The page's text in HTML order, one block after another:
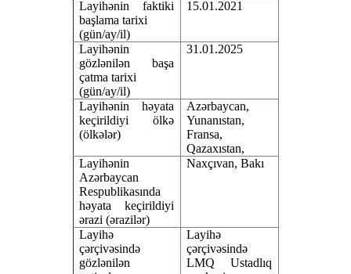
Layihənin faktiki
başlama tarixi
(gün/ay/il)
15.01.2021
Layihənin
gözlənilən başa
çatma tarixi
(gün/ay/il)
31.01.2025
Layihənin həyata
keçirildiyi ölkə
(ölkələr)
Azərbaycan,
Yunanıstan,
Fransa,
Qazaxıstan,
Layihənin
Azərbaycan
Respublikasında
həyata keçirildiyi
ərazi (ərazilər)
Naxçıvan, Bakı
Layihə
çərçivəsində
gözlənilən
Layihə
çərçivəsində
LMQ Ustadlıq